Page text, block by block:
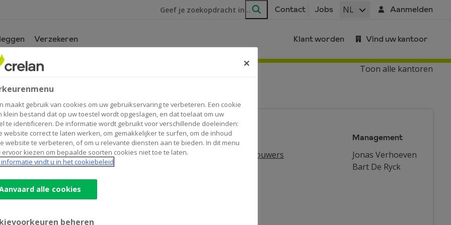
Ik ben op zoek naar
Zoeken
Contact Jobs NL Aanmelden
Verzekeren Klant worden Vind uw kantoor
van
Advies
Merksplas
mijn kantoor Toon alle kantoren
Contactgegevens
Kantoor & Geldautomaat
Kerkplein 22330MERKSPLAS
Routenaar
Vesta
Merksplas
+32 14/635052
Geldautomaat
Land- & tuinbouwers
Management
Jonas Verhoeven
Bart De Ryck
maakt gebruik van cookies om uw gebruikservaring te verbeteren. Een cookie
klein bestand dat op uw toestel wordt opgeslagen, en dat toelaat om uw
te identificeren. De informatie wordt gebruikt voor verschillende doeleinden:
website correct te laten werken, om gemakkelijker te surfen, om de inhoud
website te verbeteren, of om u relevante diensten aan te bieden. In dit menu
ervoor kiezen om bepaalde soorten cookies niet toe te laten.
vindt u in het cookiebeleid
alle cookies
beheren